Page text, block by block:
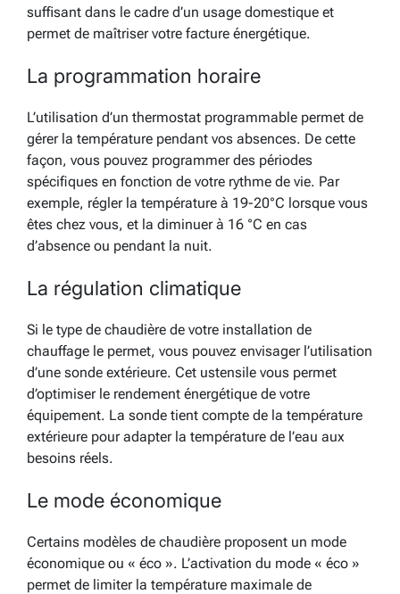
suffisant dans le cadre d’un usage domestique et
permet de maîtriser votre facture énergétique.
La programmation horaire
L’utilisation d’un thermostat programmable permet de
gérer la température pendant vos absences. De cette
façon, vous pouvez programmer des périodes
spécifiques en fonction de votre rythme de vie. Par
exemple, régler la température à 19-20°C lorsque vous
êtes chez vous, et la diminuer à 16 °C en cas
d’absence ou pendant la nuit.
La régulation climatique
Si le type de chaudière de votre installation de
chauffage le permet, vous pouvez envisager l’utilisation
d’une sonde extérieure. Cet ustensile vous permet
d’optimiser le rendement énergétique de votre
équipement. La sonde tient compte de la température
extérieure pour adapter la température de l’eau aux
besoins réels.
Le mode économique
Certains modèles de chaudière proposent un mode
économique ou « éco ». L’activation du mode « éco »
permet de limiter la température maximale de